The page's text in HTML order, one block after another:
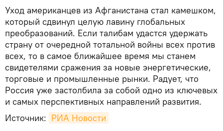
Уход американцев из Афганистана стал камешком,
который сдвинул целую лавину глобальных
преобразований. Если талибам удастся удержать
страну от очередной тотальной войны всех против
всех, то в самое ближайшее время мы станем
свидетелями сражения за новые энергетические,
торговые и промышленные рынки. Радует, что
Россия уже застолбила за собой одно из ключевых
и самых перспективных направлений развития.
Источник: РИА Новости